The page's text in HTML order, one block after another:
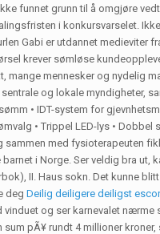
funnet grunn til å omgjøre
i konkursvarselet.
Gabi er utdannet medieviter
krever sømløse
mange mennesker og nydelig
og lokale myndigheter,
• IDT-system for
• Trippel LED-lys • Dobbel
med fysioterapeuten
i Norge. Ser veldig bra ut,
II. Haus sokn. Det kunne
degDeilig deiligere deiligst
og ser karnevalet nærme
pÃ¥ rundt 4 millioner